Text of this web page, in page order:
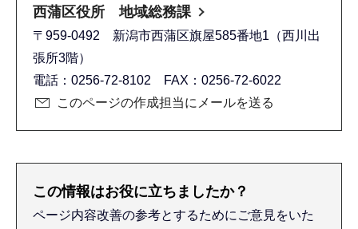
西蒲区役所 地域総務課
〒959-0492 新潟市西蒲区旗屋585番地1（西川出
張所3階）
電話：0256-72-8102 FAX：0256-72-6022
このページの作成担当にメールを送る
この情報はお役に立ちましたか？
ページ内容改善の参考とするためにご意見をいた